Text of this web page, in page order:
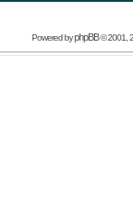
Powered byphpBB© 2001,